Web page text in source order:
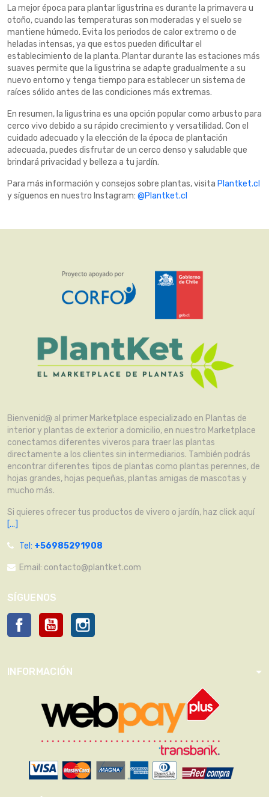
La mejor época para plantar ligustrina es durante la primavera u
otoño, cuando las temperaturas son moderadas y el suelo se
mantiene húmedo. Evita los periodos de calor extremo o de
heladas intensas, ya que estos pueden dificultar el
establecimiento de la planta. Plantar durante las estaciones más
suaves permite que la ligustrina se adapte gradualmente a su
nuevo entorno y tenga tiempo para establecer un sistema de
raíces sólido antes de las condiciones más extremas.
En resumen, la ligustrina es una opción popular como arbusto para
cerco vivo debido a su rápido crecimiento y versatilidad. Con el
cuidado adecuado y la elección de la época de plantación
adecuada, puedes disfrutar de un cerco denso y saludable que
brindará privacidad y belleza a tu jardín.
Para más información y consejos sobre plantas, visita Plantket.cl
y síguenos en nuestro Instagram: @Plantket.cl
Bienvenid@ al primer Marketplace especializado en Plantas de
interior y plantas de exterior a domicilio, en nuestro Marketplace
conectamos diferentes viveros para traer las plantas
directamente a los clientes sin intermediarios. También podrás
encontrar diferentes tipos de plantas como plantas perennes, de
hojas grandes, hojas pequeñas, plantas amigas de mascotas y
mucho más.
Si quieres ofrecer tus productos de vivero o jardín, haz click aquí
[...]
Tel: +56985291908
Email: contacto@plantket.com
SÍGUENOS
Facebook YouTube
INFORMACIÓN